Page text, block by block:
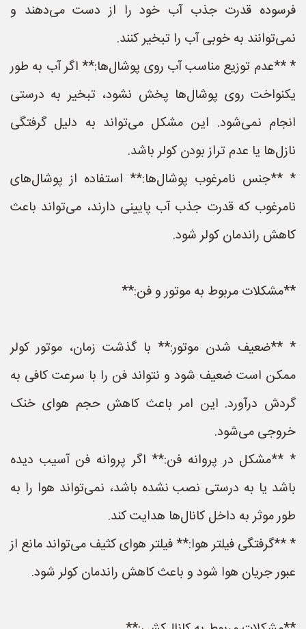
فرسوده قدرت جذب آب خود را از دست می‌دهند و
نمی‌توانند به خوبی آب را تبخیر کنند.
* **عدم توزیع مناسب آب روی پوشال‌ها:** اگر آب به طور
یکنواخت روی پوشال‌ها پخش نشود، تبخیر به درستی
انجام نمی‌شود. این مشکل می‌تواند به دلیل گرفتگی
نازل‌ها یا عدم تراز بودن کولر باشد.
* **جنس نامرغوب پوشال‌ها:** استفاده از پوشال‌های
نامرغوب که قدرت جذب آب پایینی دارند، می‌تواند باعث
کاهش راندمان کولر شود.
**مشکلات مربوط به موتور و فن:**
* **ضعیف شدن موتور:** با گذشت زمان، موتور کولر
ممکن است ضعیف شود و نتواند فن را با سرعت کافی به
گردش درآورد. این امر باعث کاهش حجم هوای خنک
خروجی می‌شود.
* **مشکل در پروانه فن:** اگر پروانه فن آسیب دیده
باشد یا به درستی نصب نشده باشد، نمی‌تواند هوا را به
طور موثر به داخل کانال‌ها هدایت کند.
* **گرفتگی فیلتر هوا:** فیلتر هوای کثیف می‌تواند مانع از
عبور جریان هوا شود و باعث کاهش راندمان کولر شود.